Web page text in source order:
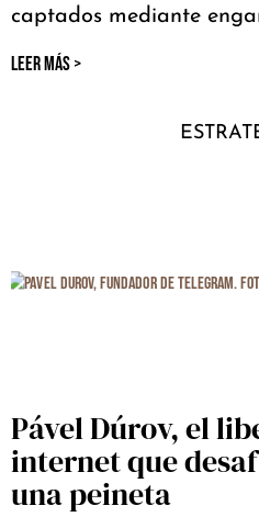
captados mediante
LEER MÁS >
Pável Dúrov, el
internet que
una peineta